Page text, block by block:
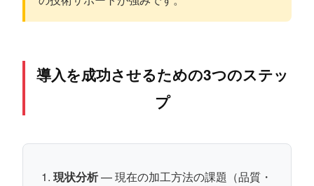
導入を成功させるための3つのステッ
プ
現状分析— 現在の加工方法の課題（品質・